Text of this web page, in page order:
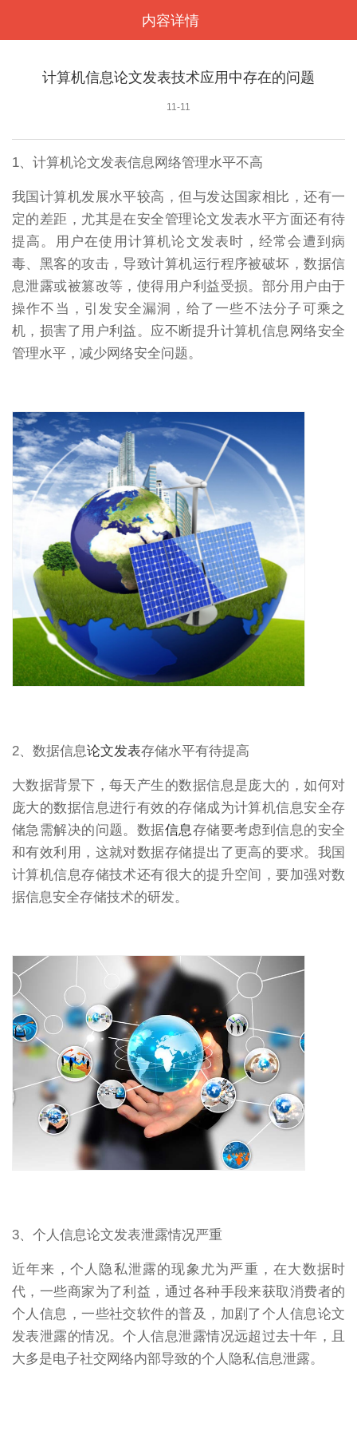
内容详情
计算机信息论文发表技术应用中存在的问题
11-11
1、计算机论文发表信息网络管理水平不高
我国计算机发展水平较高，但与发达国家相比，还有一
定的差距，尤其是在安全管理论文发表水平方面还有待
提高。用户在使用计算机论文发表时，经常会遭到病
毒、黑客的攻击，导致计算机运行程序被破坏，数据信
息泄露或被篡改等，使得用户利益受损。部分用户由于
操作不当，引发安全漏洞，给了一些不法分子可乘之
机，损害了用户利益。应不断提升计算机信息网络安全
管理水平，减少网络安全问题。
2、数据信息论文发表存储水平有待提高
大数据背景下，每天产生的数据信息是庞大的，如何对
庞大的数据信息进行有效的存储成为计算机信息安全存
储急需解决的问题。数据信息存储要考虑到信息的安全
和有效利用，这就对数据存储提出了更高的要求。我国
计算机信息存储技术还有很大的提升空间，要加强对数
据信息安全存储技术的研发。
3、个人信息论文发表泄露情况严重
近年来，个人隐私泄露的现象尤为严重，在大数据时
代，一些商家为了利益，通过各种手段来获取消费者的
个人信息，一些社交软件的普及，加剧了个人信息论文
发表泄露的情况。个人信息泄露情况远超过去十年，且
大多是电子社交网络内部导致的个人隐私信息泄露。